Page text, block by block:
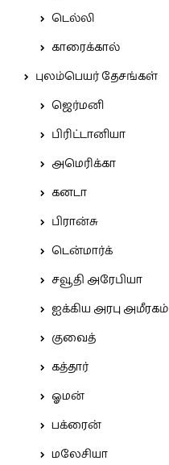
டெல்லி
காரைக்கால்
புலம்பெயர் தேசங்கள்
ஜெர்மனி
பிரிட்டானியா
அமெரிக்கா
கனடா
பிரான்சு
டென்மார்க்
சவூதி அரேபியா
ஐக்கிய அரபு அமீரகம்
குவைத்
கத்தார்
ஓமன்
பக்ரைன்
மலேசியா